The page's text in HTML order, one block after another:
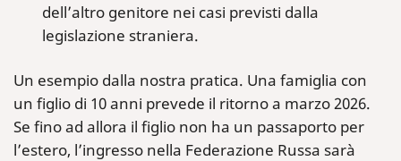
dell’altro genitore nei casi previsti dalla
legislazione straniera.
Un esempio dalla nostra pratica. Una famiglia con
un figlio di 10 anni prevede il ritorno a marzo 2026.
Se fino ad allora il figlio non ha un passaporto per
l’estero, l’ingresso nella Federazione Russa sarà